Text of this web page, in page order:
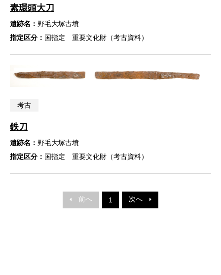
素環頭大刀
遺跡名： 野毛大塚古墳
指定区分： 国指定 重要文化財（考古資料）
考古
鉄刀
遺跡名： 野毛大塚古墳
指定区分： 国指定 重要文化財（考古資料）
前へ 1 次へ